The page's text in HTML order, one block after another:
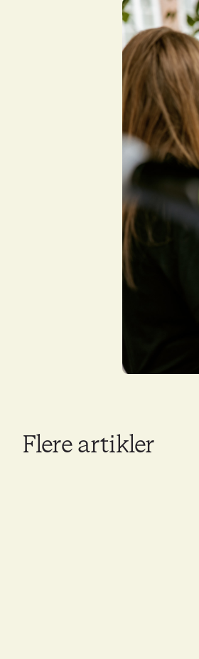
Flere artikler